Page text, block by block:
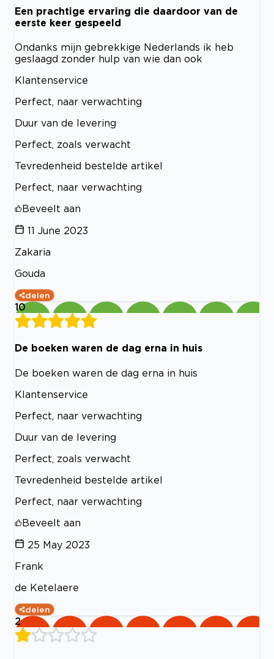
Een prachtige ervaring die daardoor van de
eerste keer gespeeld
Ondanks mijn gebrekkige Nederlands ik heb
geslaagd zonder hulp van wie dan ook
Klantenservice
Perfect, naar verwachting
Duur van de levering
Perfect, zoals verwacht
Tevredenheid bestelde artikel
Perfect, naar verwachting
Beveelt aan
11 June 2023
Zakaria
Gouda
delen
10
De boeken waren de dag erna in huis
De boeken waren de dag erna in huis
Klantenservice
Perfect, naar verwachting
Duur van de levering
Perfect, zoals verwacht
Tevredenheid bestelde artikel
Perfect, naar verwachting
Beveelt aan
25 May 2023
Frank
de Ketelaere
delen
2